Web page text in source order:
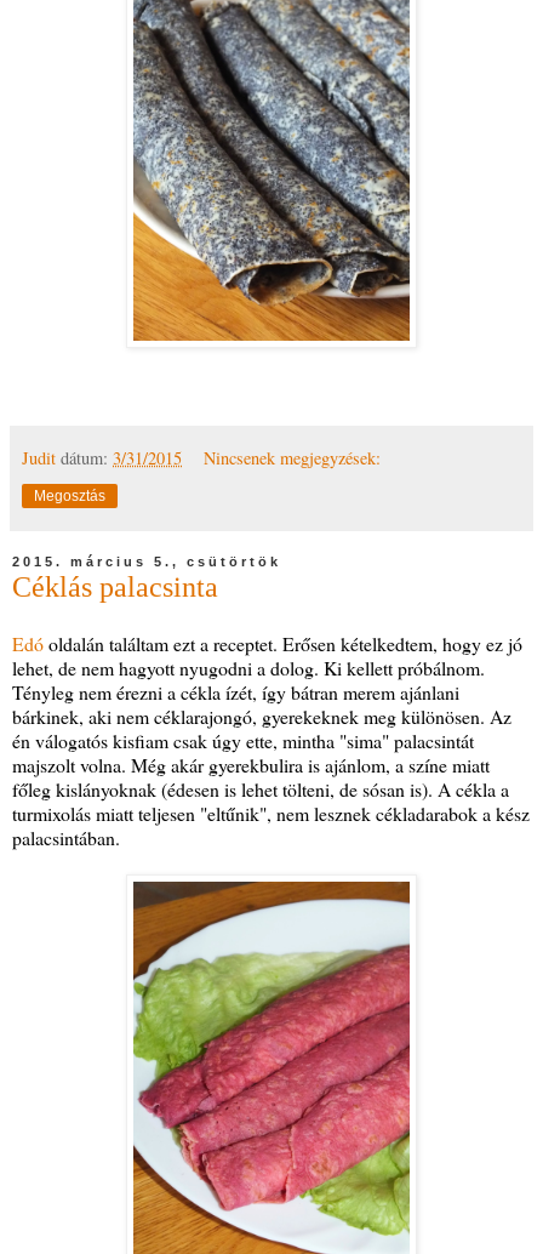
Judit dátum: 3/31/2015 Nincsenek megjegyzések:
Megosztás
2015. március 5., csütörtök
Céklás palacsinta
Edóoldalán találtam ezt a receptet. Erősen kételkedtem, hogy ez jó
lehet, de nem hagyott nyugodni a dolog. Ki kellett próbálnom.
Tényleg nem érezni a cékla ízét, így bátran merem ajánlani
bárkinek, aki nem céklarajongó, gyerekeknek meg különösen. Az
én válogatós kisfiam csak úgy ette, mintha "sima" palacsintát
majszolt volna. Még akár gyerekbulira is ajánlom, a színe miatt
főleg kislányoknak (édesen is lehet tölteni, de sósan is). A cékla a
turmixolás miatt teljesen "eltűnik", nem lesznek cékladarabok a kész
palacsintában.